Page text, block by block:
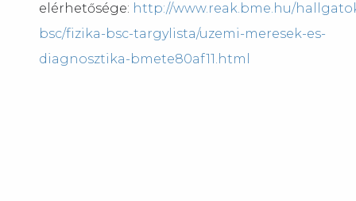
elérhetősége: http://www.reak.bme.hu/
bsc/fizika-bsc-targylista/uzemi-meresek-es-
diagnosztika-bmete80af11.html